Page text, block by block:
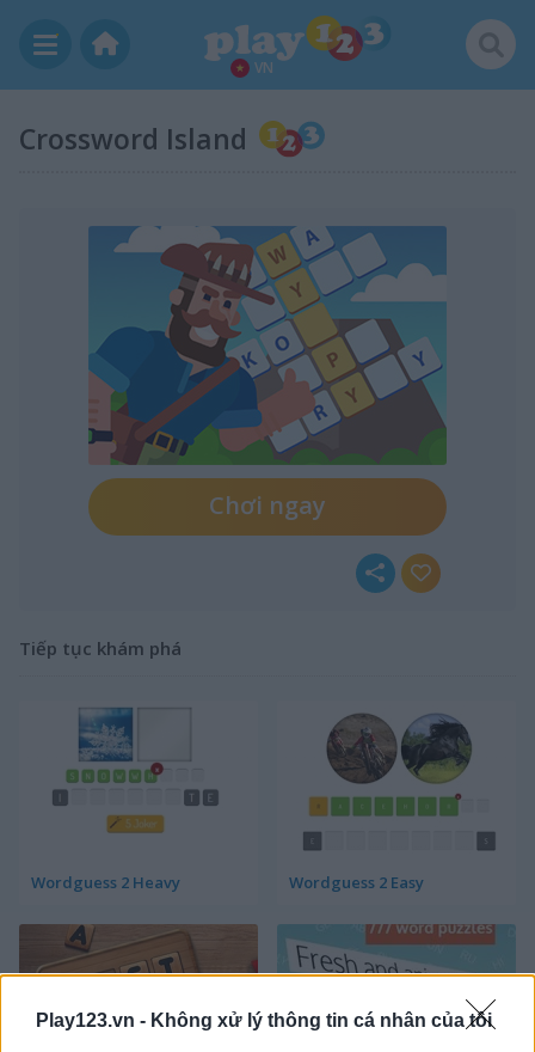
Play123.vn - Không xử lý thông tin cá nhân của tôi
VN
Crossword Island
Chơi ngay
Tiếp tục khám phá
Wordguess 2 Heavy Wordguess 2 Easy